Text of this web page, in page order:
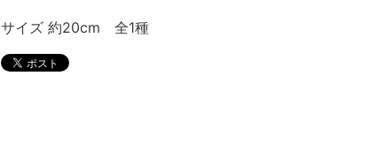
サイズ 約20cm 全1種